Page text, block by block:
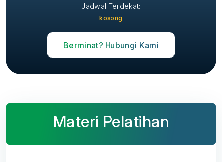
Jadwal Terdekat:
kosong
Berminat? Hubungi Kami
Materi Pelatihan